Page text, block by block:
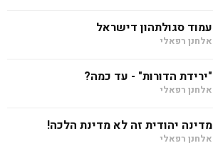
עמוד סגולתהון דישראל
אלחנן רפאלי
"ירידת הדורות" - עד כמה?
אלחנן רפאלי
מדינה יהודית זה לא מדינת הלכה!
אלחנן רפאלי